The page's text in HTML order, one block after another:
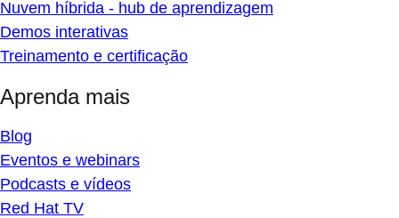
Nuvem híbrida - hub de aprendizagem
Demos interativas
Treinamento e certificação
Aprenda mais
Blog
Eventos e webinars
Podcasts e vídeos
Red Hat TV